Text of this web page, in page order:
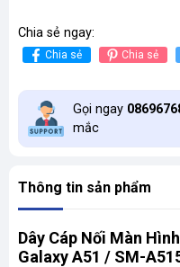
Chia sẻ ngay:
Chia sẻ Chia sẻ
Gọi ngay
mắc
Thông tin sản phẩm
Dây Cáp Nối Màn
Galaxy A51 / SM-